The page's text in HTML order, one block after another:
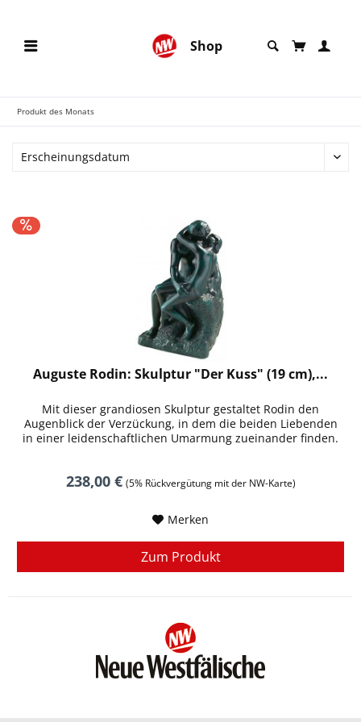
Shop
Produkt des Monats
Auguste Rodin: Skulptur "Der Kuss" (19 cm),...
Mit dieser grandiosen Skulptur gestaltet Rodin den
Augenblick der Verzückung, in dem die beiden Liebenden
in einer leidenschaftlichen Umarmung zueinander finden.
238,00 € (5% Rückvergütung mit der NW-Karte)
Merken
Zum Produkt